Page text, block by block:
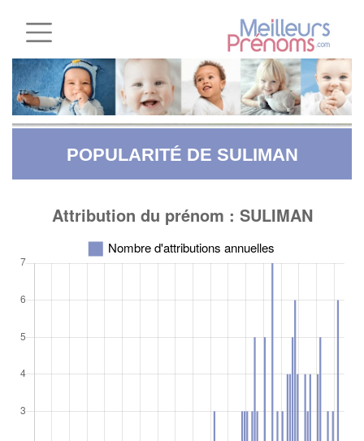
POPULARITÉ DE SULIMAN